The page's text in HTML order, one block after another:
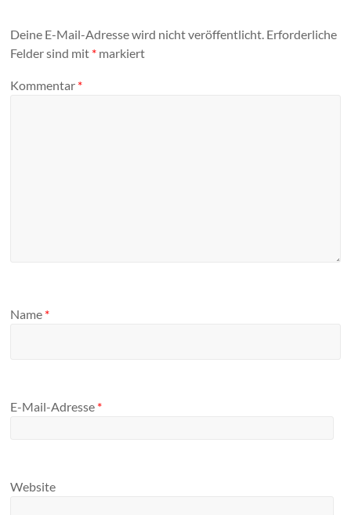
Deine E-Mail-Adresse wird nicht veröffentlicht. Erforderliche
Felder sind mit * markiert
Kommentar *
Name *
E-Mail-Adresse *
Website